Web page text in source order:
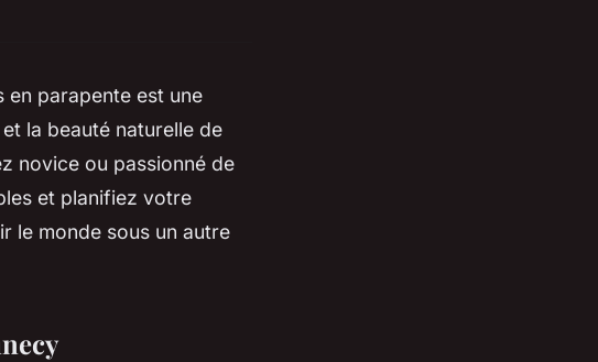
en parapente est une
la beauté naturelle de
novice ou passionné de
et planifiez votre
le monde sous un autre